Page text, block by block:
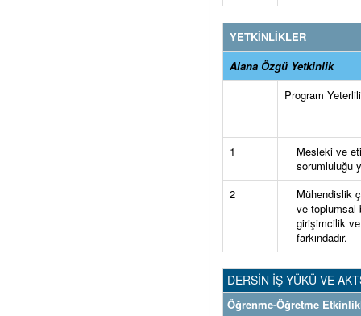
YETKİNLİKLER
Alana Özgü Yetkinlik
Program
1
Mesleki ve
sorumluluğu
2
Mühendislik
ve toplumsal
girişimcilik ve
farkındadır.
DERSİN İŞ YÜKÜ VE
Öğrenme-Öğretme